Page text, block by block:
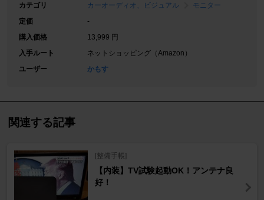
カテゴリ
カーオーディオ、ビジュアル
モニター
定価
-
購入価格
13,999 円
入手ルート
ネットショッピング（Amazon）
ユーザー
かもす
関連する記事
[整備手帳]
【内装】TV試験起動OK！アンテナ良
好！